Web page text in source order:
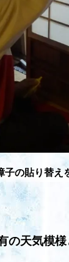
の貼り替え
の天気模